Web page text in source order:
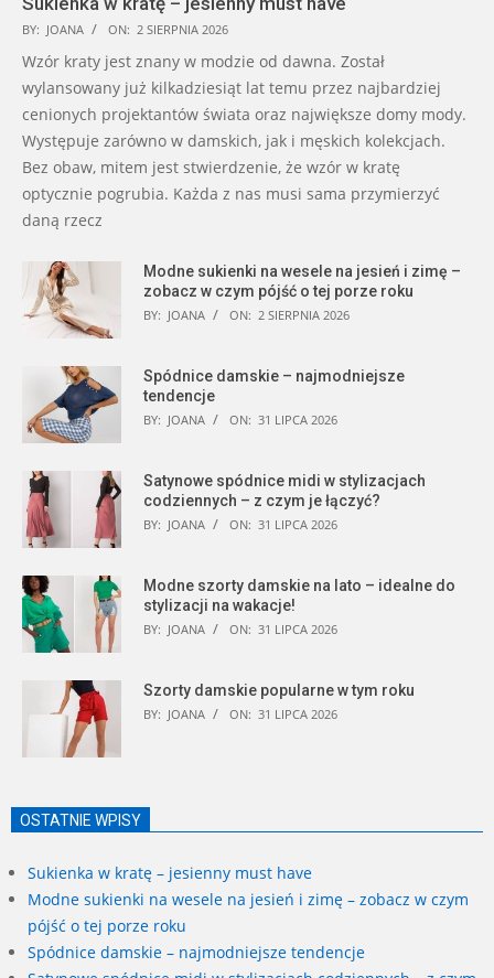
BY: JOANA ON: 2 SIERPNIA 2026
Wzór kraty jest znany w modzie od dawna. Został
wylansowany już kilkadziesiąt lat temu przez najbardziej
cenionych projektantów świata oraz największe domy mody.
Występuje zarówno w damskich, jak i męskich kolekcjach.
Bez obaw, mitem jest stwierdzenie, że wzór w kratę
optycznie pogrubia. Każda z nas musi sama przymierzyć
daną rzecz
Modne sukienki na wesele na jesień i zimę –
zobacz w czym pójść o tej porze roku
BY: JOANA ON: 2 SIERPNIA 2026
Spódnice damskie – najmodniejsze
tendencje
BY: JOANA ON: 31 LIPCA 2026
Satynowe spódnice midi w stylizacjach
codziennych – z czym je łączyć?
BY: JOANA ON: 31 LIPCA 2026
Modne szorty damskie na lato – idealne do
stylizacji na wakacje!
BY: JOANA ON: 31 LIPCA 2026
Szorty damskie popularne w tym roku
BY: JOANA ON: 31 LIPCA 2026
OSTATNIE WPISY
Sukienka w kratę – jesienny must have
Modne sukienki na wesele na jesień i zimę – zobacz w czym
pójść o tej porze roku
Spódnice damskie – najmodniejsze tendencje